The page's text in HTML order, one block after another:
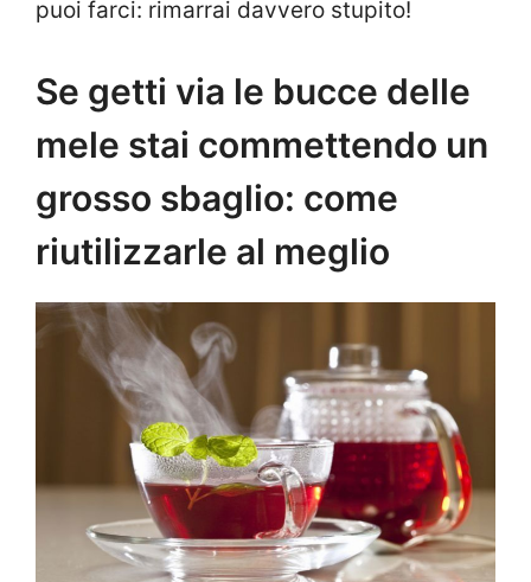
puoi farci: rimarrai davvero stupito!
Se getti via le bucce delle
mele stai commettendo un
grosso sbaglio: come
riutilizzarle al meglio